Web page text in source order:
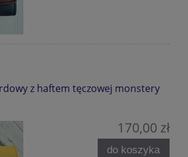
z haftem tęczowej monstery
170,00 zł
do koszyka